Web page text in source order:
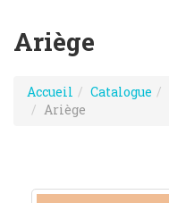
Ariège
Accueil Catalogue
Ariège